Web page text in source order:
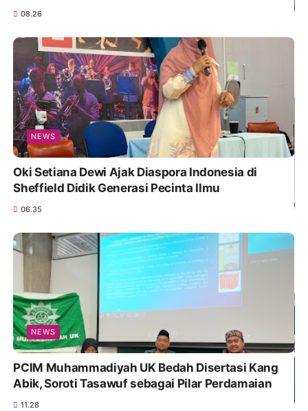
08.26
NEWS
Oki Setiana Dewi Ajak Diaspora Indonesia di
Sheffield Didik Generasi Pecinta Ilmu
06.35
NEWS
PCIM Muhammadiyah UK Bedah Disertasi Kang
Abik, Soroti Tasawuf sebagai Pilar Perdamaian
11.28